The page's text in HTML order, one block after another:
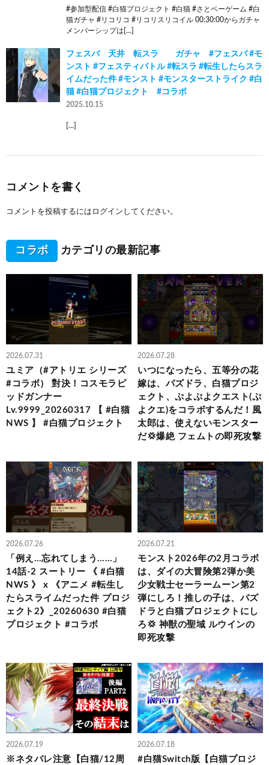
#参加型配信 #白猫プロジェクト #白猫 #さとベーゲーム #白
猫ガチャ #リコリコ #リコリスリコイル 00:30:00からガチャ
メンバーシップは[…]
フェスバ 天井 転スラ ガチャ #フェスバ #モ
ンスト #フェスティバトル #転スラ #転生したらスラ
イムだった件 #モンスト #モンスターストライク #白
猫 #白猫プロジェクト #コラボ
2025.10.15
[…]
コメントを書く
コメントを投稿するには ログイン してください。
コラボ カテゴリの最新記事
2026.07.31
ユミア（#アトリエ シリーズ
#コラボ） 對決！コスモラピ
ッドガンナー
Lv.9999_20260317 【 #白猫
NWS 】 #白猫プロジェクト
2026.07.28
いつになったら、五等分の花
嫁は、パズドラ、白猫プロジ
ェクト、ぷよぷよクエスト(ぷ
よクエ)をコラボするんだ！風
太郎は、使えないモンスター
だ💢爆絶 フェムトの即死攻撃
2026.07.26
「例え…忘れてしまう……」
14話-2 スートリー 《 #白猫
NWS 》 x 《アニメ #転生し
たらスライムだった件 プロジ
ェクト2》_20260630 #白猫
プロジェクト #コラボ
2026.07.21
モンスト2026年の2月コラボ
は、ダイの大冒険第2弾か美
少女戦士セーラームーン第2
弾にしろ！推しの子は、パズ
ドラと白猫プロジェクトにし
ろ💢 神獣の聖域 ルウインの
即死攻撃
2026.07.19
※ネタバレ注意【白猫/12周
2026.07.18
#白猫Switch版【白猫プロジ